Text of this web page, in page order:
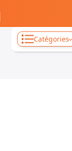
Catégories